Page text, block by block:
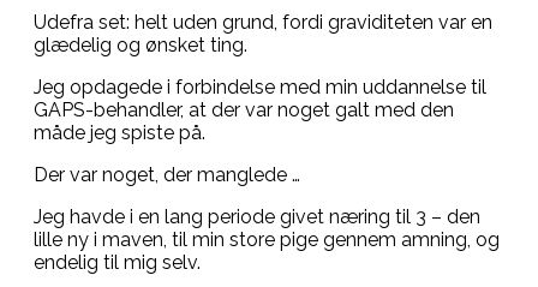
Udefra set: helt uden grund, fordi graviditeten var en
glædelig og ønsket ting.
Jeg opdagede i forbindelse med min uddannelse til
GAPS-behandler, at der var noget galt med den
måde jeg spiste på.
Der var noget, der manglede …
Jeg havde i en lang periode givet næring til 3 – den
lille ny i maven, til min store pige gennem amning, og
endelig til mig selv.